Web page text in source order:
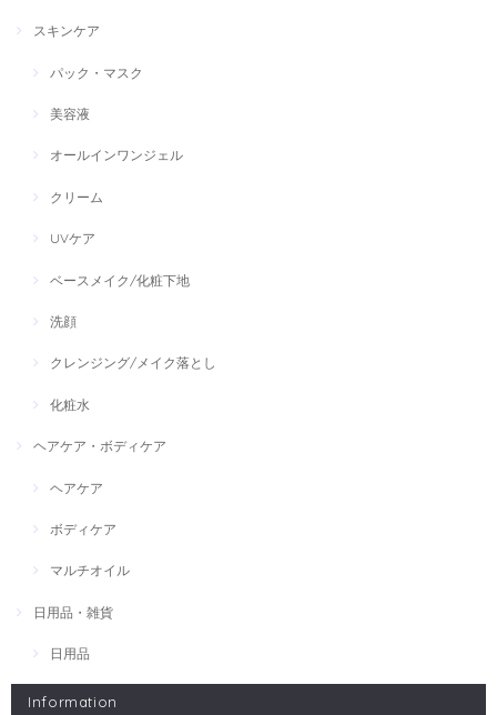
スキンケア
パック・マスク
美容液
オールインワンジェル
クリーム
UVケア
ベースメイク/化粧下地
洗顔
クレンジング/メイク落とし
化粧水
ヘアケア・ボディケア
ヘアケア
ボディケア
マルチオイル
日用品・雑貨
日用品
Information